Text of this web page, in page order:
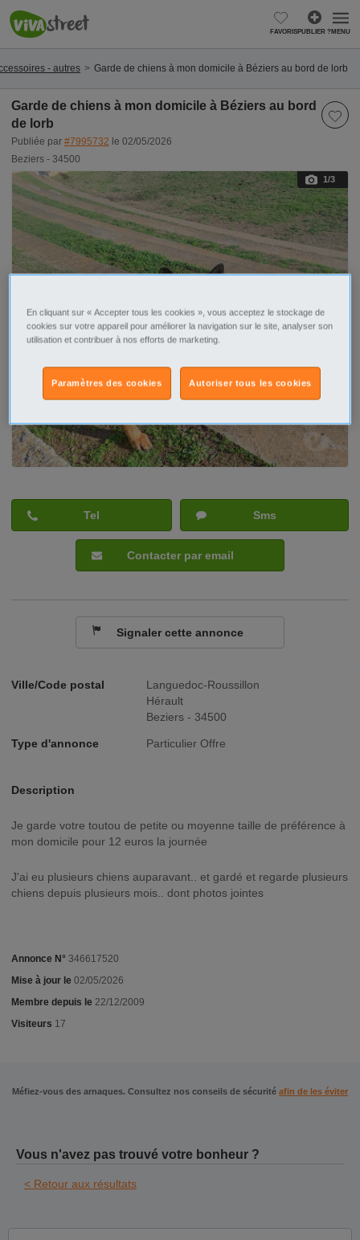
FAVORISPUBLIER ?MENU
- autres Garde de chiens à mon domicile à Béziers au bord de lorb
Garde de chiens à mon domicile à Béziers au bord
de lorb
Publiée par #7995732 le 02/05/2026
Beziers - 34500
1/3
Ville/Code postal
Languedoc-Roussillon
Hérault
Beziers - 34500
Type d'annonce Particulier Offre
Description
Je garde votre toutou de petite ou moyenne taille de préférence à
mon domicile pour 12 euros la journée
J'ai eu plusieurs chiens auparavant.. et gardé et regarde plusieurs
chiens depuis plusieurs mois.. dont photos jointes
Annonce N° 346617520
Mise à jour le 02/05/2026
Membre depuis le 22/12/2009
Visiteurs 17
Méfiez-vous des arnaques. Consultez nos conseils de sécurité afin de les éviter
Tel Sms
Contacter par email
Signaler cette annonce
Vous n'avez pas trouvé votre bonheur ?
< Retour aux résultats
En cliquant sur « Accepter tous les cookies », vous acceptez le stockage de
cookies sur votre appareil pour améliorer la navigation sur le site, analyser son
utilisation et contribuer à nos efforts de marketing.
Autoriser tous les cookies
Paramètres des cookies